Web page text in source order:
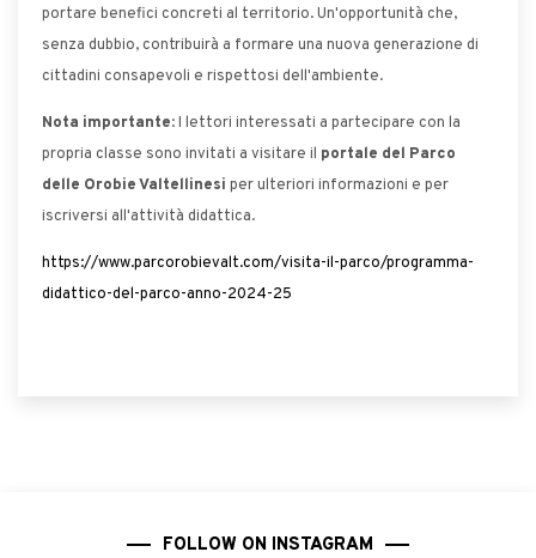
portare benefici concreti al territorio. Un'opportunità che,
senza dubbio, contribuirà a formare una nuova generazione di
cittadini consapevoli e rispettosi dell'ambiente.
Nota importante: I lettori interessati a partecipare con la
propria classe sono invitati a visitare il portale del Parco
delle Orobie Valtellinesi per ulteriori informazioni e per
iscriversi all'attività didattica.
https://www.parcorobievalt.com/visita-il-parco/programma-
didattico-del-parco-anno-2024-25
FOLLOW ON INSTAGRAM